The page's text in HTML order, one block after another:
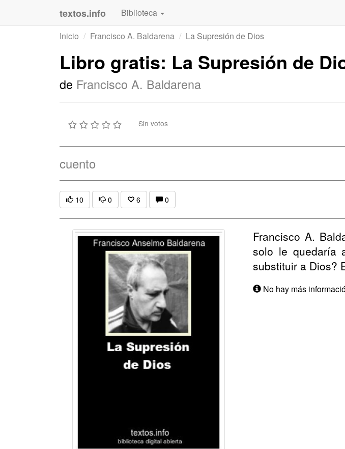
textos.info Biblioteca
Inicio
Francisco A. Baldarena La Supresión de Dios
Libro gratis: La Supresión de
de Francisco A. Baldarena
Sin votos
cuento
10 0 6 0
Francisco A.
solo le quedaría
substituir a Dios?
No hay más